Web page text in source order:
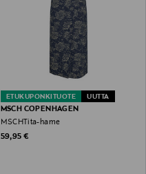
ETUKUPONKITUOTE UUTTA
MSCH COPENHAGEN
MSCHTita-hame
Original Price
59,95 €